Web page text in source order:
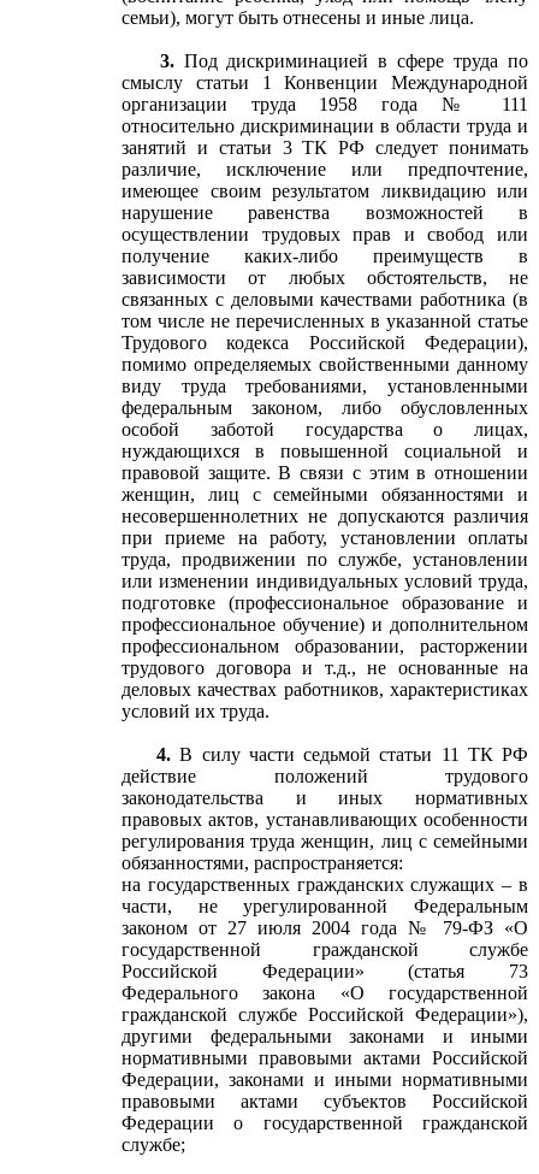
семьи), могут быть отнесены и иные лица.
3. Под дискриминацией в сфере труда по
смыслу статьи 1 Конвенции Международной
организации труда 1958 года № 111
относительно дискриминации в области труда и
занятий и статьи 3 ТК РФ следует понимать
различие, исключение или предпочтение,
имеющее своим результатом ликвидацию или
нарушение равенства возможностей в
осуществлении трудовых прав и свобод или
получение каких-либо преимуществ в
зависимости от любых обстоятельств, не
связанных с деловыми качествами работника (в
том числе не перечисленных в указанной статье
Трудового кодекса Российской Федерации),
помимо определяемых свойственными данному
виду труда требованиями, установленными
федеральным законом, либо обусловленных
особой заботой государства о лицах,
нуждающихся в повышенной социальной и
правовой защите. В связи с этим в отношении
женщин, лиц с семейными обязанностями и
несовершеннолетних не допускаются различия
при приеме на работу, установлении оплаты
труда, продвижении по службе, установлении
или изменении индивидуальных условий труда,
подготовке (профессиональное образование и
профессиональное обучение) и дополнительном
профессиональном образовании, расторжении
трудового договора и т.д., не основанные на
деловых качествах работников, характеристиках
условий их труда.
4. В силу части седьмой статьи 11 ТК РФ
действие положений трудового
законодательства и иных нормативных
правовых актов, устанавливающих особенности
регулирования труда женщин, лиц с семейными
обязанностями, распространяется:
на государственных гражданских служащих – в
части, не урегулированной Федеральным
законом от 27 июля 2004 года № 79-ФЗ «О
государственной гражданской службе
Российской Федерации» (статья 73
Федерального закона «О государственной
гражданской службе Российской Федерации»),
другими федеральными законами и иными
нормативными правовыми актами Российской
Федерации, законами и иными нормативными
правовыми актами субъектов Российской
Федерации о государственной гражданской
службе;